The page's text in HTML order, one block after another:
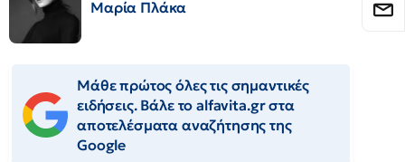
Μαρία Πλάκα
Μάθε πρώτος όλες τις σημαντικές
ειδήσεις. Βάλε το alfavita.gr στα
αποτελέσματα αναζήτησης της
Google